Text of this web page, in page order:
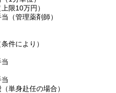
限10万円）
（管理薬剤師）
件により）
単身赴任の場合）